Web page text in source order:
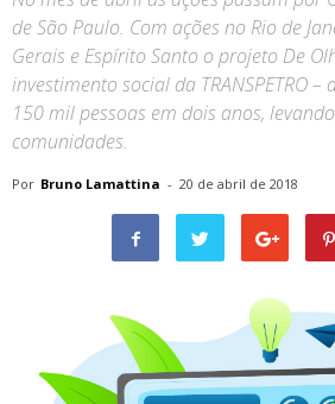
de São Paulo. Com ações no Rio de
Gerais e Espírito Santo o projeto De
investimento social da TRANSPETRO
150 mil pessoas em dois anos,
comunidades.
Por Bruno Lamattina - 20 de abril de 2018